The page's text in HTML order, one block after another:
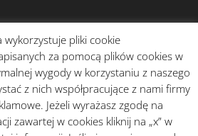
wykorzystuje pliki cookie
za pomocą plików cookies w
wygody w korzystaniu z naszego
z nich współpracujące z nami firmy
Jeżeli wyrażasz zgodę na
zawartej w cookies kliknij na „x” w